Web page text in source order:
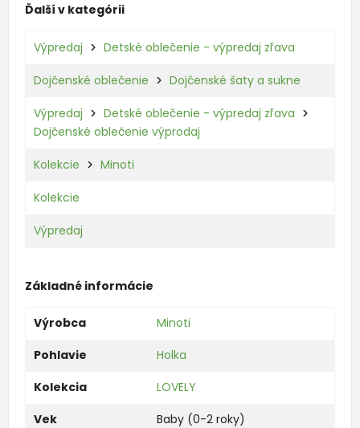
Ďalší v kategórii
Výpredaj Detské oblečenie - výpredaj zľava
Dojčenské oblečenie Dojčenské šaty a sukne
Výpredaj
Detské oblečenie - výpredaj zľava
Dojčenské oblečenie výprodaj
Kolekcie Minoti
Kolekcie
Výpredaj
Základné informácie
Výrobca
Minoti
Pohlavie
Holka
Kolekcia
LOVELY
Vek
Baby (0-2 roky)